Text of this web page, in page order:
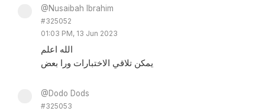
@Nusaibah Ibrahim
#325052
01:03 PM, 13 Jun 2023
الله اعلم
يمكن تلاقي الاختبارات ورا بعض
@Dodo Dods
#325053